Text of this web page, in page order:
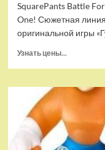
SquarePants Battle
One! Сюжетная
оригинальной игры
Узнать цены...
Игра
Sponge
Bob
Battle
For